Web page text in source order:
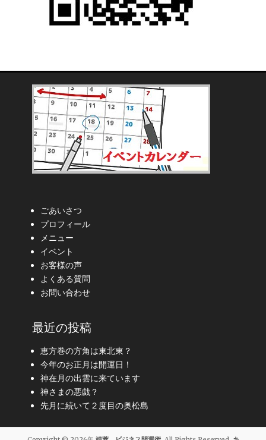
ごあいさつ
プロフィール
メニュー
イベント
お客様の声
よくある質問
お問い合わせ
最近の投稿
恵方巻の方角は東北東？
今年のお正月は開運日！
神在月の出雲に来ています
神さまの悪戯？
先月に続いて２度目の奥松島